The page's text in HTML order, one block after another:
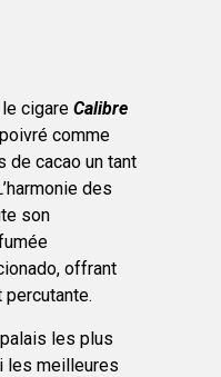
le cigare Calibre
comme
de cacao un tant
des
son
offrant
les plus
les meilleures